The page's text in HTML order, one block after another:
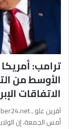
ترامب:
الأوسط من
الاتفاقات
أمس الجمعة، إن